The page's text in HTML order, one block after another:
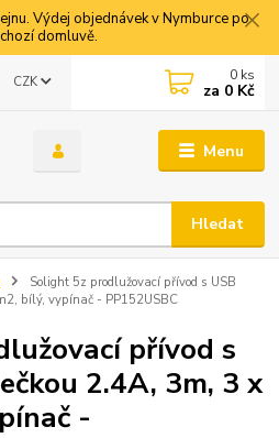
Výdej objednávek v Nymburce po
domluvě.
Menu
CZK
Hledat
0 ks
za 0 Kč
Solight 5z prodlužovací přívod s USB
bílý, vypínač - PP152USBC
přívod s
2.4A, 3m, 3 x
-